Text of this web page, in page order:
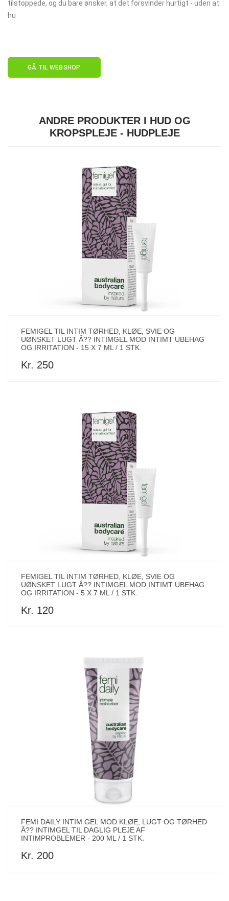
tilstoppede, og du bare ønsker, at det forsvinder hurtigt - uden at
hu
GÅ TIL WEBSHOP
ANDRE PRODUKTER I HUD OG
KROPSPLEJE - HUDPLEJE
FEMIGEL TIL INTIM TØRHED, KLØE, SVIE OG
UØNSKET LUGT Â?? INTIMGEL MOD INTIMT UBEHAG
OG IRRITATION - 15 X 7 ML / 1 STK.
Kr. 250
FEMIGEL TIL INTIM TØRHED, KLØE, SVIE OG
UØNSKET LUGT Â?? INTIMGEL MOD INTIMT UBEHAG
OG IRRITATION - 5 X 7 ML / 1 STK.
Kr. 120
FEMI DAILY INTIM GEL MOD KLØE, LUGT OG TØRHED
Â?? INTIMGEL TIL DAGLIG PLEJE AF
INTIMPROBLEMER - 200 ML / 1 STK.
Kr. 200